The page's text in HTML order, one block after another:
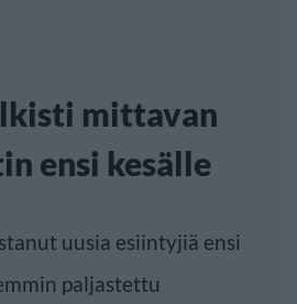
mittavan
ensi kesälle
uusia esiintyjiä ensi
paljastettu